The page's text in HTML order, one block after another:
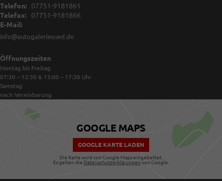
Telefon:
07751-9181861
Telefax:
07751-9181866
E-Mail:
info@autogaleriesued.de
Öffnungszeiten
Montag bis Freitag
07:30 – 12:30 & 13:00 – 17:30 Uhr
Samstag
nach Vereinbarung
GOOGLE MAPS
GOOGLE KARTE LADEN
Die Karte wird von Google Maps eingebettet.
Es gelten die Datenschutzerklärungen von Google.